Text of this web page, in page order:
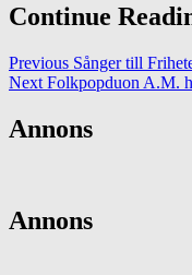
Continue
Previous Sånger till
Next Folkpopduon A.M.
Annons
Annons